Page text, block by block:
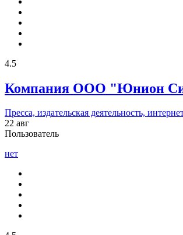
4.5
Компания ООО "Юнион
Пресса, издательская деятельность,
22 авг
Пользователь
нет